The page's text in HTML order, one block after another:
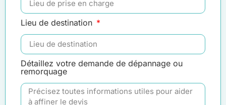
Lieu de destination
Détaillez votre demande de dépannage ou
remorquage